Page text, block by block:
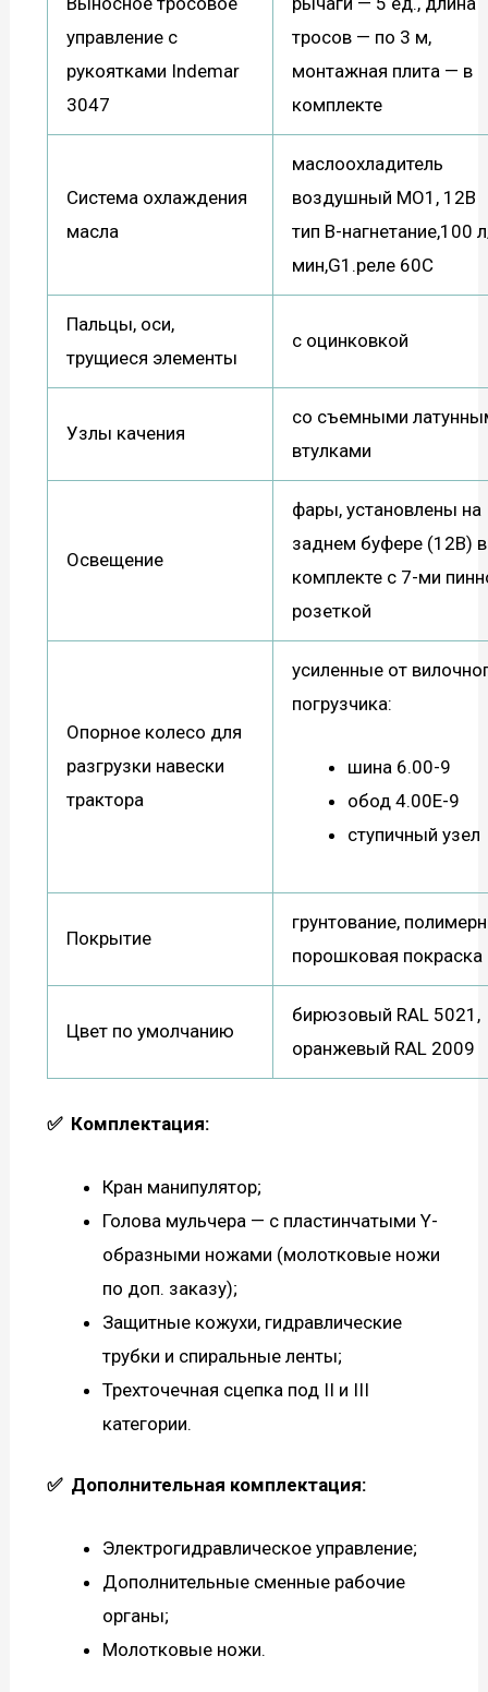
управление с
рукоятками Indemar
3047
тросов — по 3 м,
монтажная плита — в
комплекте
Система охлаждения
масла
маслоохладитель
воздушный МО1, 12В
тип В-нагнетание,100
мин,G1.реле 60С
Пальцы, оси,
трущиеся элементы
с оцинковкой
Узлы качения
со съемными
втулками
Освещение
фары, установлены на
заднем буфере (12В) в
комплекте с 7-ми
розеткой
Опорное колесо для
разгрузки навески
трактора
усиленные от
погрузчика:
шина 6.00-9
обод 4.00Е-9
ступичный узел
Покрытие
грунтование,
порошковая покраска
Цвет по умолчанию
бирюзовый RAL 5021,
оранжевый RAL 2009
✅ Комплектация:
Кран манипулятор;
Голова мульчера — с пластинчатыми Y-
образными ножами (молотковые ножи
по доп. заказу);
Защитные кожухи, гидравлические
трубки и спиральные ленты;
Трехточечная сцепка под II и III
категории.
✅ Дополнительная комплектация:
Электрогидравлическое управление;
Дополнительные сменные рабочие
органы;
Молотковые ножи.